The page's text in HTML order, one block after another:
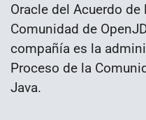
Oracle del Acuerdo de
Comunidad de
compañía es la
Proceso de la
Java.